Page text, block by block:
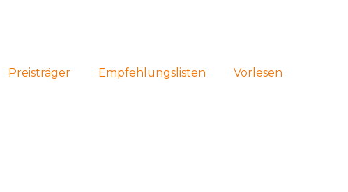
Preisträger Empfehlungslisten Vorlesen